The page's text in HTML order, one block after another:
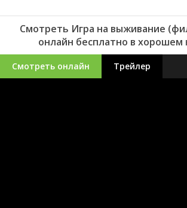
Смотреть Игра на выживание
онлайн бесплатно в хорошем
Смотреть онлайн Трейлер